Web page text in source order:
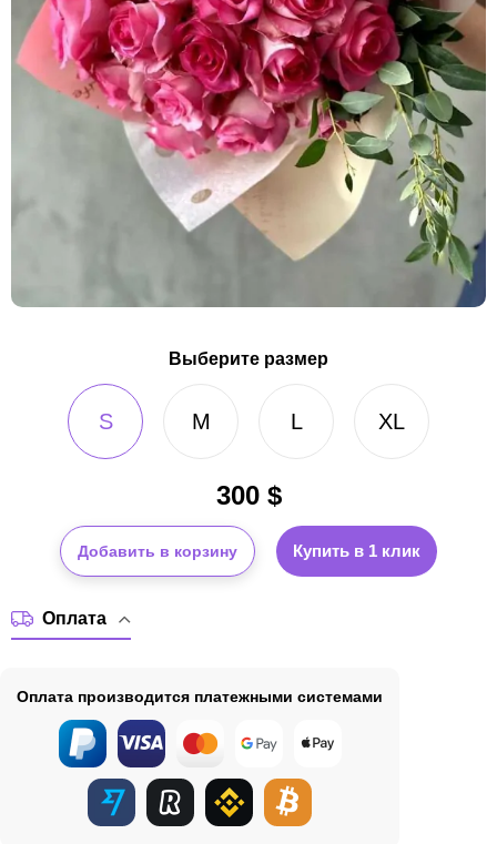
Выберите размер
S M L XL
300$
Добавить в корзину Купить в 1 клик
Оплата
Оплата производится платежными системами